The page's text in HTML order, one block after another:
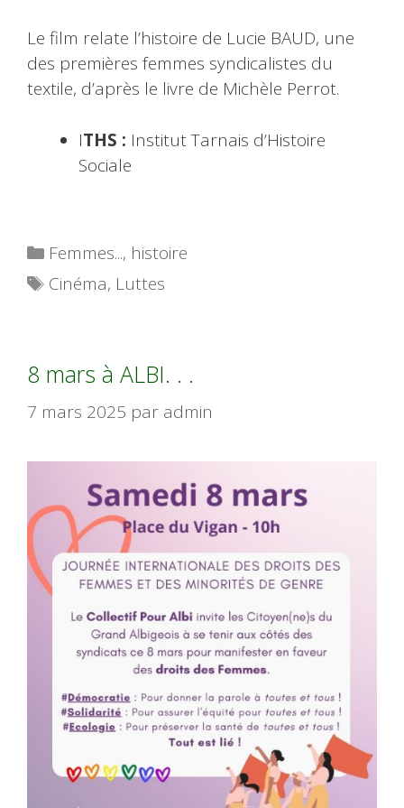
Le film relate l’histoire de Lucie BAUD, une
des premières femmes syndicalistes du
textile, d’après le livre de Michèle Perrot.
ITHS : Institut Tarnais d’Histoire
Sociale
Catégories
Femmes..., histoire
Étiquettes
Cinéma, Luttes
8 mars à ALBI. . .
7 mars 2025 par admin